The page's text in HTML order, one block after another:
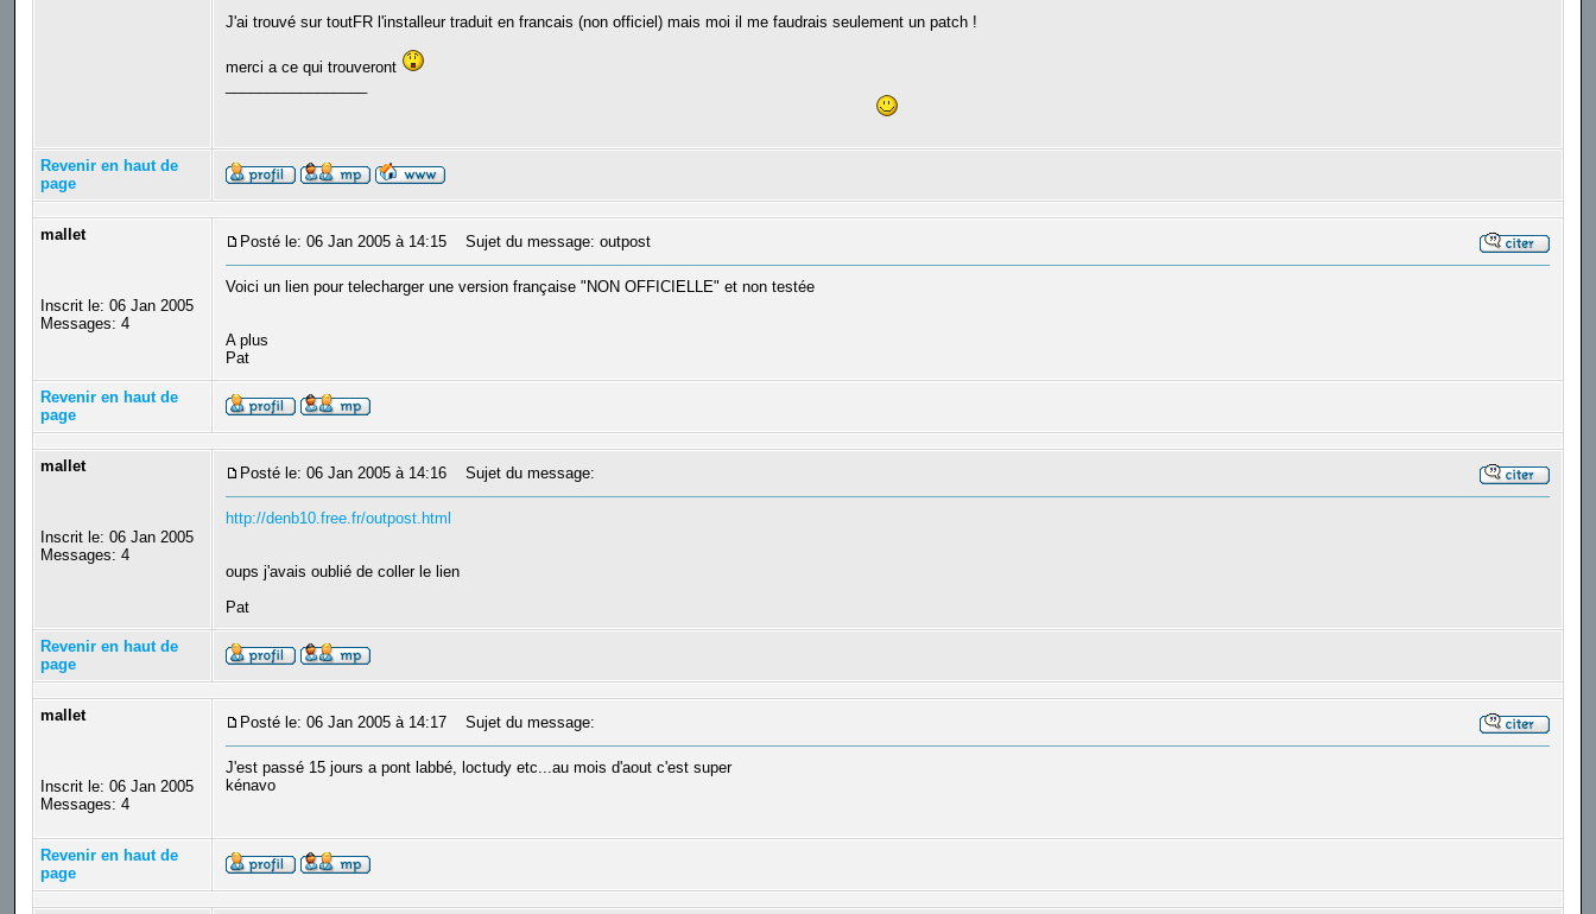
J'ai trouvé sur toutFR l'installeur traduit en francais (non officiel) mais moi il me faudrais seulement un patch !
merci a ce qui trouveront
Revenir en haut de
page
mallet
Inscrit le: 06 Jan 2005
Messages: 4
Posté le: 06 Jan 2005 à 14:15 Sujet du message: outpost
Voici un lien pour telecharger une version française "NON OFFICIELLE" et non testée
A plus
Pat
Revenir en haut de
page
mallet
Inscrit le: 06 Jan 2005
Messages: 4
Posté le: 06 Jan 2005 à 14:16 Sujet du message:
http://denb10.free.fr/outpost.html
oups j'avais oublié de coller le lien
Pat
Revenir en haut de
page
mallet
Inscrit le: 06 Jan 2005
Messages: 4
Posté le: 06 Jan 2005 à 14:17 Sujet du message:
J'est passé 15 jours a pont labbé, loctudy etc...au mois d'aout c'est super
kénavo
Revenir en haut de
page